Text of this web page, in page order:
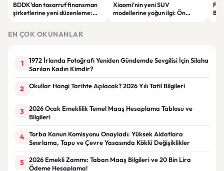
BDDK’dan tasarruf finansman
şirketlerine yeni düzenleme:
Xiaomi’nin yeni SUV
modellerine yoğun ilgi: Ön
EN ÇOK OKUNANLAR
1
1972 İrlanda Fotoğrafı Yeniden Gündemde Sevgilisi İçin Silaha
Sarılan Kadın Kimdir?
2 Okullar Hangi Tarihte Açılacak? 2026 Yılı Tatil Bilgileri
3
2026 Ocak Emeklilik Temel Maaş Hesaplama Tablosu ve
Bilgileri
4
Torba Kanun Komisyonu Onayladı: Yüksek Aidatlara
Sınırlama, Tapu ve Çevre Yasasında Köklü Değişiklikler
5
2026 Emekli Zammı: Taban Maaş Bilgileri ve 20 Bin Lira
Ödeme Hesaplama!